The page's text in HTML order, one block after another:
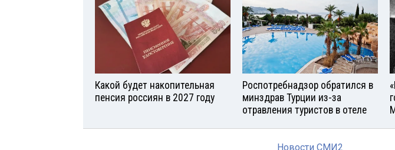
Какой будет накопительная
пенсия россиян в 2027 году
Роспотребнадзор обратился в
минздрав Турции из-за
отравления туристов в отеле
Новости СМИ2